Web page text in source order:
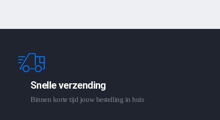
Snelle verzending
Binnen korte tijd jouw bestelling in huis